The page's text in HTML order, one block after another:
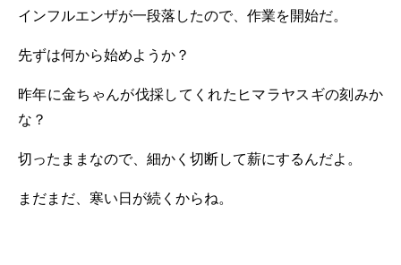
インフルエンザが一段落したので、作業を開始だ。
先ずは何から始めようか？
昨年に金ちゃんが伐採してくれたヒマラヤスギの刻みか
な？
切ったままなので、細かく切断して薪にするんだよ。
まだまだ、寒い日が続くからね。